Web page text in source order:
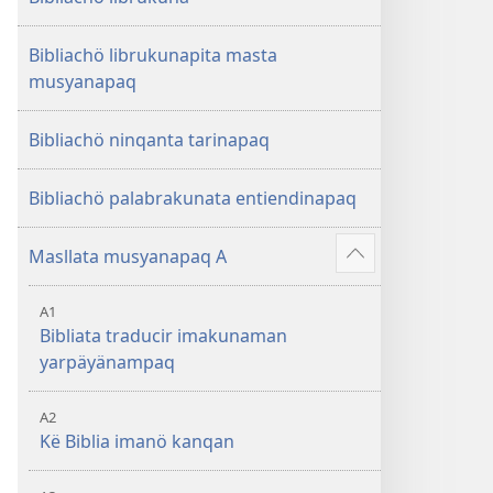
Bibliachö librukunapita masta
musyanapaq
Bibliachö ninqanta tarinapaq
Bibliachö palabrakunata entiendinapaq
Masllata musyanapaq A
Mostrar
más
A1
Bibliata traducir imakunaman
yarpäyänampaq
A2
Kë Biblia imanö kanqan